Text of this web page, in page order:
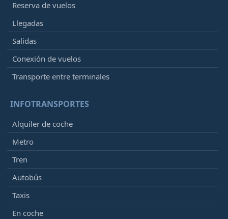
Reserva de vuelos
Llegadas
Salidas
Conexión de vuelos
Transporte entre terminales
INFOTRANSPORTES
Alquiler de coche
Metro
Tren
Autobús
Taxis
En coche